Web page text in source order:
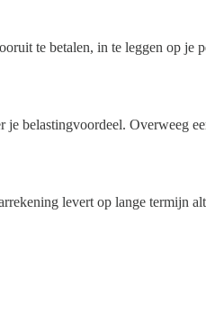
te betalen, in te leggen op je
belastingvoordeel. Overweeg
levert op lange termijn